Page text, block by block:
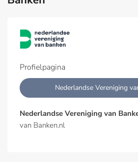
Profielpagina
Nederlandse Vereniging
Nederlandse Vereniging van
van Banken.nl